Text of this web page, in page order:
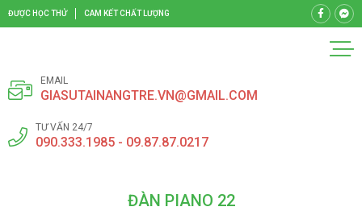
ĐƯỢC HỌC THỬ CAM KẾT CHẤT LƯỢNG
EMAIL
GIASUTAINANGTRE.VN@GMAIL.COM
TƯ VẤN 24/7
090.333.1985 - 09.87.87.0217
ĐÀN PIANO 22